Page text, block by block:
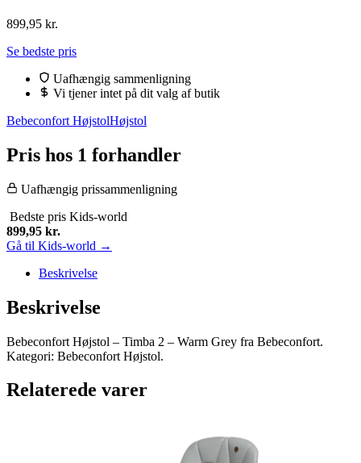
899,95 kr.
Se bedste pris
Uafhængig sammenligning
Vi tjener intet på dit valg af butik
Bebeconfort HøjstolHøjstol
Pris hos 1 forhandler
Uafhængig prissammenligning
Bedste pris Kids-world
899,95 kr.
Gå til Kids-world →
Beskrivelse
Beskrivelse
Bebeconfort Højstol – Timba 2 – Warm Grey fra Bebeconfort.
Kategori: Bebeconfort Højstol.
Relaterede varer